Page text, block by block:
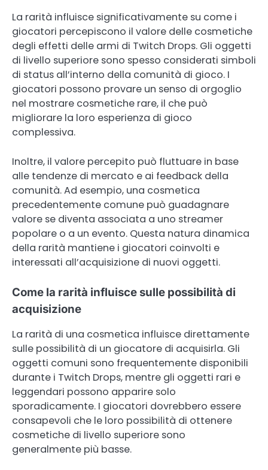
La rarità influisce significativamente su come i
giocatori percepiscono il valore delle cosmetiche
degli effetti delle armi di Twitch Drops. Gli oggetti
di livello superiore sono spesso considerati simboli
di status all’interno della comunità di gioco. I
giocatori possono provare un senso di orgoglio
nel mostrare cosmetiche rare, il che può
migliorare la loro esperienza di gioco
complessiva.
Inoltre, il valore percepito può fluttuare in base
alle tendenze di mercato e ai feedback della
comunità. Ad esempio, una cosmetica
precedentemente comune può guadagnare
valore se diventa associata a uno streamer
popolare o a un evento. Questa natura dinamica
della rarità mantiene i giocatori coinvolti e
interessati all’acquisizione di nuovi oggetti.
Come la rarità influisce sulle possibilità di
acquisizione
La rarità di una cosmetica influisce direttamente
sulle possibilità di un giocatore di acquisirla. Gli
oggetti comuni sono frequentemente disponibili
durante i Twitch Drops, mentre gli oggetti rari e
leggendari possono apparire solo
sporadicamente. I giocatori dovrebbero essere
consapevoli che le loro possibilità di ottenere
cosmetiche di livello superiore sono
generalmente più basse.